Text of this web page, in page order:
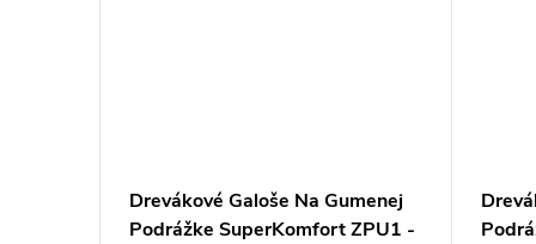
Drevákové Galoše Na Gumenej
Podrážke SuperKomfort ZPU1 -